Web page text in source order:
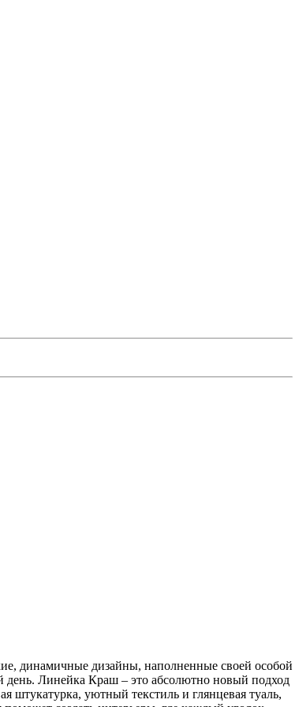
динамичные дизайны, наполненные своей особой
день. Линейка Краш – это абсолютно новый подход
штукатурка, уютный текстиль и глянцевая туаль,